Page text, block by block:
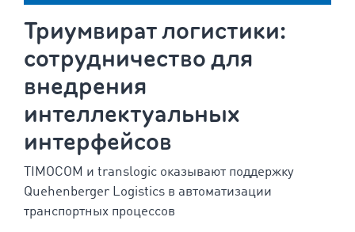
Триумвират логистики:
сотрудничество для
внедрения
интеллектуальных
интерфейсов
TIMOCOM и translogic оказывают поддержку
Quehenberger Logistics в автоматизации
транспортных процессов